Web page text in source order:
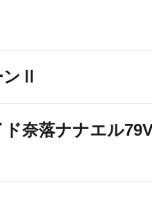
Ⅱ
奈落ナナエル